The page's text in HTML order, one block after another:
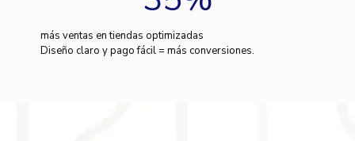
más ventas en tiendas optimizadas
Diseño claro y pago fácil = más conversiones.